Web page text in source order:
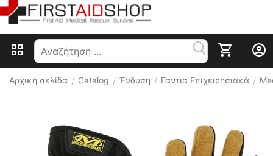
Αρχική σελίδα / Catalog / Ένδυση / Γάντια Επιχειρησιακά /